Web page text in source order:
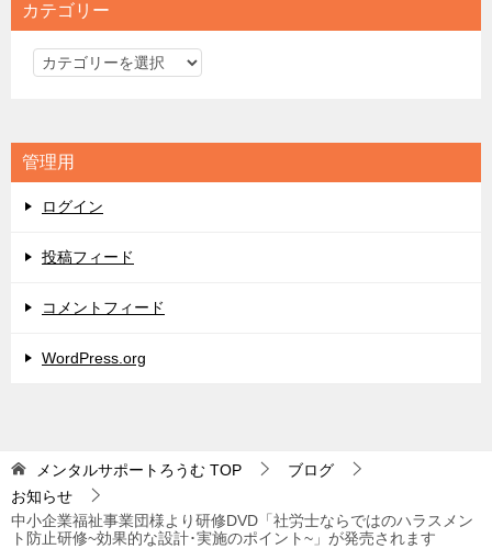
カテゴリー
カ
リ
ー
管理用
ログイン
投稿フィード
コメントフィード
WordPress.org
メンタルサポートろうむ TOP
ブログ
お知らせ
中小企業福祉事業団様より研修DVD「社労士ならではのハラスメン
ト防止研修~効果的な設計･実施のポイント~」が発売されます